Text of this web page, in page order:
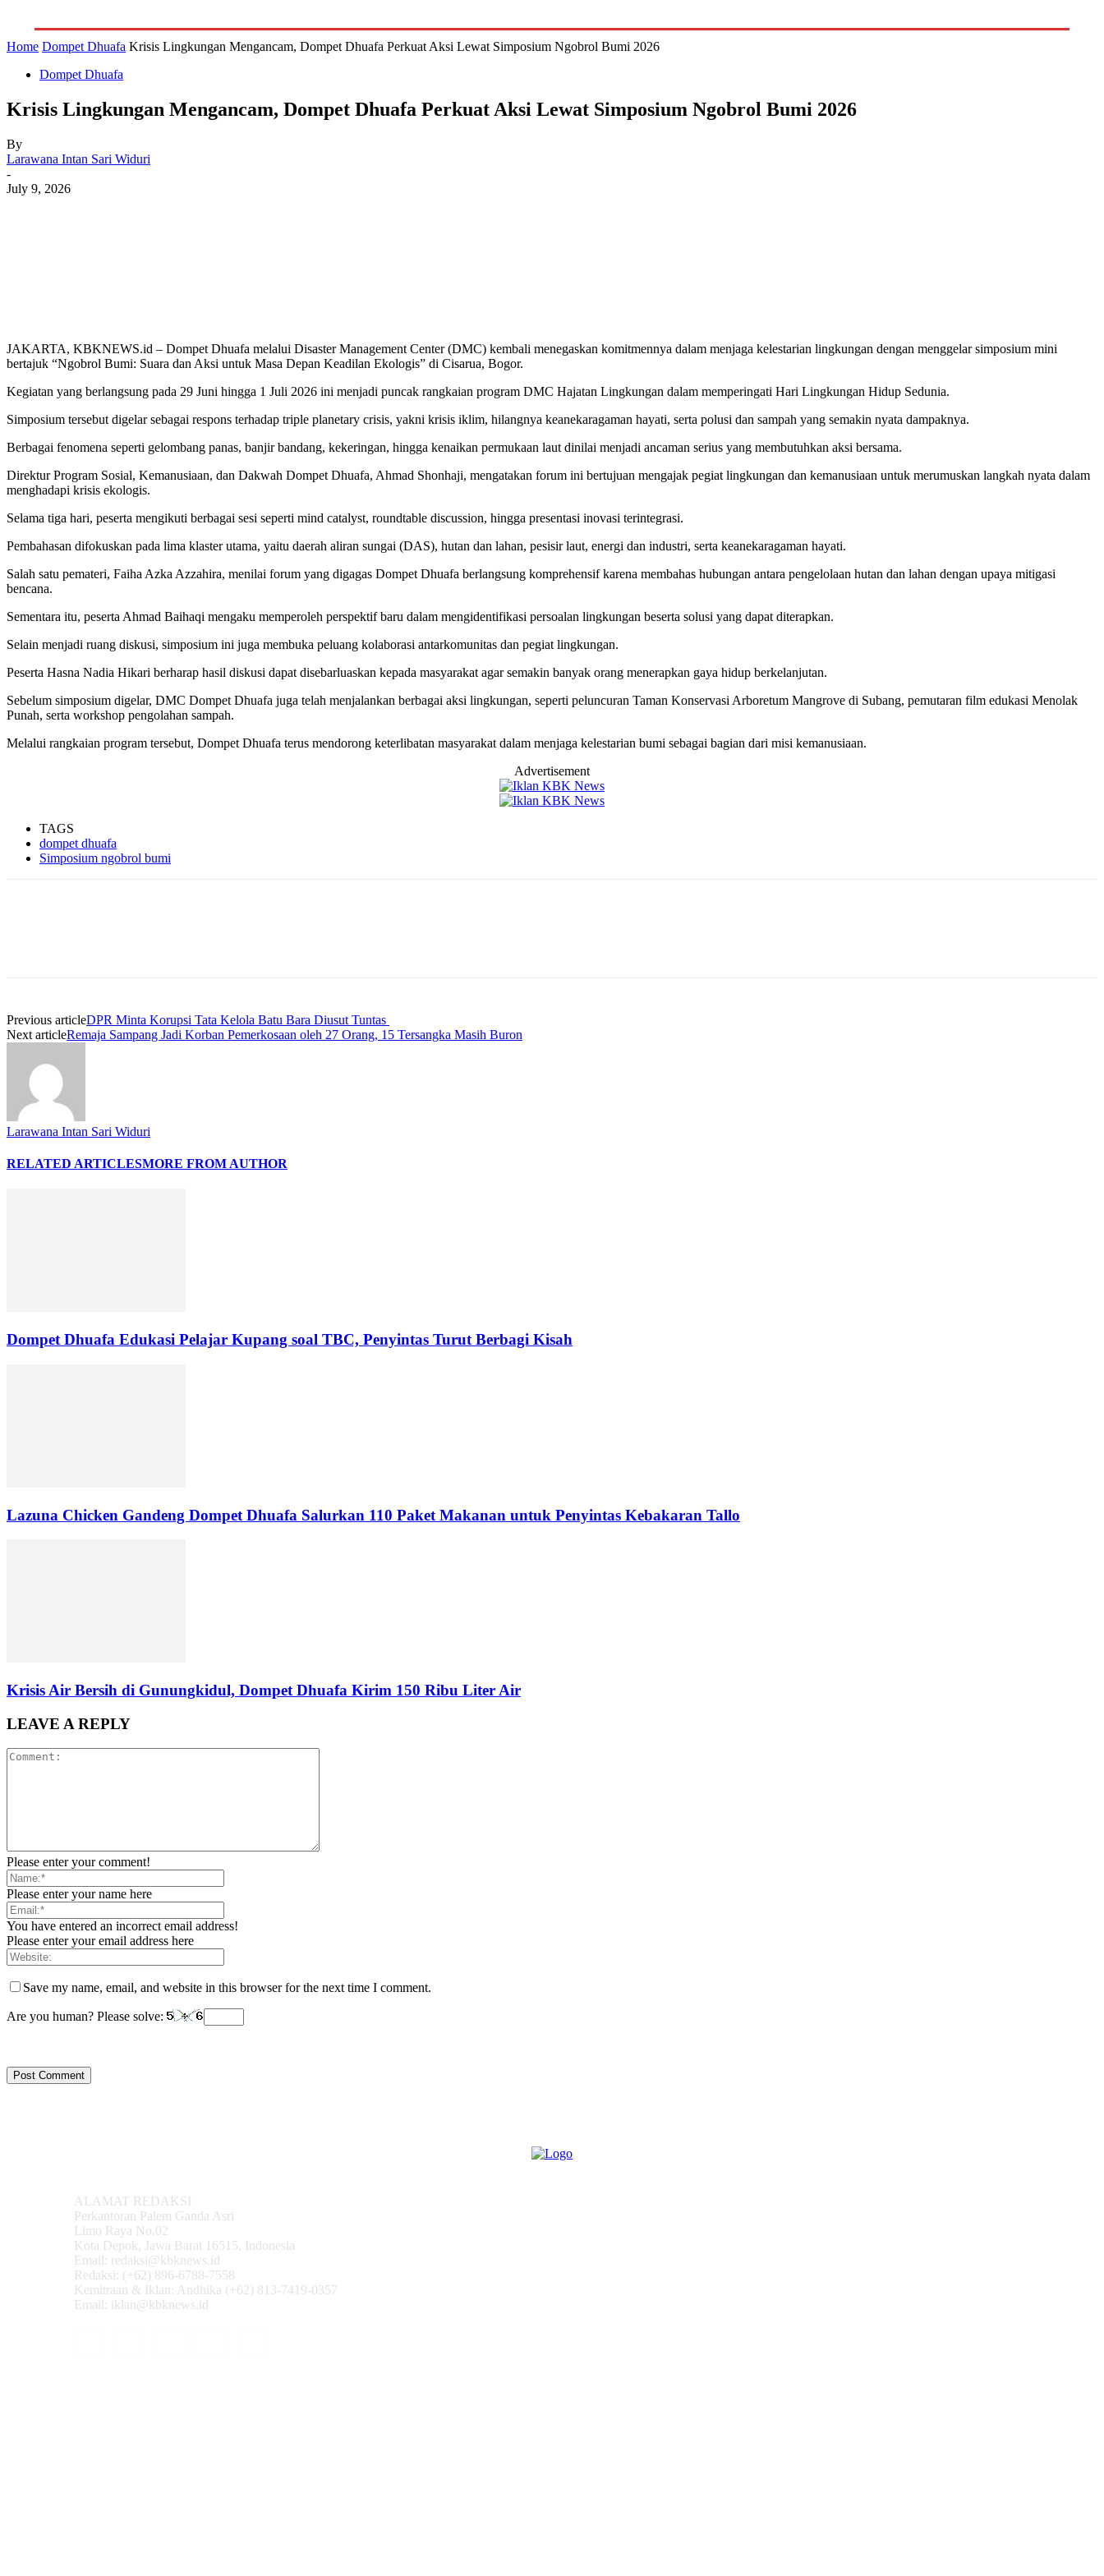
Home Dompet Dhuafa Krisis Lingkungan Mengancam, Dompet Dhuafa Perkuat Aksi Lewat Simposium Ngobrol Bumi 2026
Dompet Dhuafa
Krisis Lingkungan Mengancam, Dompet Dhuafa Perkuat Aksi Lewat Simposium Ngobrol Bumi 2026
By
Larawana Intan Sari Widuri
-
July 9, 2026
JAKARTA, KBKNEWS.id – Dompet Dhuafa melalui Disaster Management Center (DMC) kembali menegaskan komitmennya dalam menjaga kelestarian lingkungan dengan menggelar simposium mini
bertajuk “Ngobrol Bumi: Suara dan Aksi untuk Masa Depan Keadilan Ekologis” di Cisarua, Bogor.
Kegiatan yang berlangsung pada 29 Juni hingga 1 Juli 2026 ini menjadi puncak rangkaian program DMC Hajatan Lingkungan dalam memperingati Hari Lingkungan Hidup Sedunia.
Simposium tersebut digelar sebagai respons terhadap triple planetary crisis, yakni krisis iklim, hilangnya keanekaragaman hayati, serta polusi dan sampah yang semakin nyata dampaknya.
Berbagai fenomena seperti gelombang panas, banjir bandang, kekeringan, hingga kenaikan permukaan laut dinilai menjadi ancaman serius yang membutuhkan aksi bersama.
Direktur Program Sosial, Kemanusiaan, dan Dakwah Dompet Dhuafa, Ahmad Shonhaji, mengatakan forum ini bertujuan mengajak pegiat lingkungan dan kemanusiaan untuk merumuskan langkah nyata dalam
menghadapi krisis ekologis.
Selama tiga hari, peserta mengikuti berbagai sesi seperti mind catalyst, roundtable discussion, hingga presentasi inovasi terintegrasi.
Pembahasan difokuskan pada lima klaster utama, yaitu daerah aliran sungai (DAS), hutan dan lahan, pesisir laut, energi dan industri, serta keanekaragaman hayati.
Salah satu pemateri, Faiha Azka Azzahira, menilai forum yang digagas Dompet Dhuafa berlangsung komprehensif karena membahas hubungan antara pengelolaan hutan dan lahan dengan upaya mitigasi
bencana.
Sementara itu, peserta Ahmad Baihaqi mengaku memperoleh perspektif baru dalam mengidentifikasi persoalan lingkungan beserta solusi yang dapat diterapkan.
Selain menjadi ruang diskusi, simposium ini juga membuka peluang kolaborasi antarkomunitas dan pegiat lingkungan.
Peserta Hasna Nadia Hikari berharap hasil diskusi dapat disebarluaskan kepada masyarakat agar semakin banyak orang menerapkan gaya hidup berkelanjutan.
Sebelum simposium digelar, DMC Dompet Dhuafa juga telah menjalankan berbagai aksi lingkungan, seperti peluncuran Taman Konservasi Arboretum Mangrove di Subang, pemutaran film edukasi Menolak
Punah, serta workshop pengolahan sampah.
Melalui rangkaian program tersebut, Dompet Dhuafa terus mendorong keterlibatan masyarakat dalam menjaga kelestarian bumi sebagai bagian dari misi kemanusiaan.
Advertisement
TAGS
dompet dhuafa
Simposium ngobrol bumi
Previous articleDPR Minta Korupsi Tata Kelola Batu Bara Diusut Tuntas
Next articleRemaja Sampang Jadi Korban Pemerkosaan oleh 27 Orang, 15 Tersangka Masih Buron
Larawana Intan Sari Widuri
RELATED ARTICLESMORE FROM AUTHOR
Dompet Dhuafa Edukasi Pelajar Kupang soal TBC, Penyintas Turut Berbagi Kisah
Lazuna Chicken Gandeng Dompet Dhuafa Salurkan 110 Paket Makanan untuk Penyintas Kebakaran Tallo
Krisis Air Bersih di Gunungkidul, Dompet Dhuafa Kirim 150 Ribu Liter Air
LEAVE A REPLY
Please enter your comment!
Please enter your name here
You have entered an incorrect email address!
Please enter your email address here
Save my name, email, and website in this browser for the next time I comment.
Are you human? Please solve:
ALAMAT REDAKSI
Perkantoran Palem Ganda Asri
Limo Raya No.02
Kota Depok, Jawa Barat 16515, Indonesia
Email: redaksi@kbknews.id
Redaksi: (+62) 896-6788-7558
Kemitraan & Iklan: Andhika (+62) 813-7419-0357
Email: iklan@kbknews.id